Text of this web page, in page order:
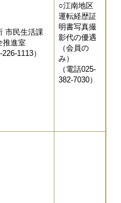
市民生活課
推進室
1113）
○江南地区
運転経歴証
明書写真撮
影代の優遇
（会員の
み）
（電話025-
382-7030）